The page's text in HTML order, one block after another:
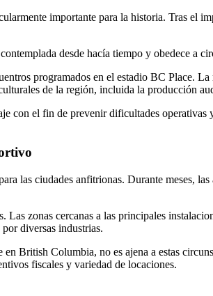
importante para la historia. Tras el
desde hacía tiempo y obedece a
programados en el estadio BC Place.
de la región, incluida la producción
con el fin de prevenir dificultades
las ciudades anfitrionas. Durante meses,
zonas cercanas a las principales
diversas industrias.
British Columbia, no es ajena a estas
fiscales y variedad de locaciones.